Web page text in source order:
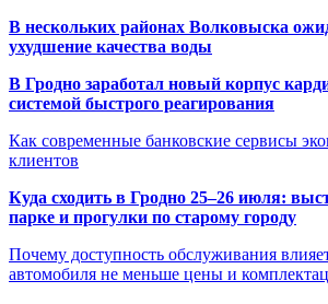
В нескольких районах Волковыска
ухудшение качества воды
В Гродно заработал новый корпус
системой быстрого реагирования
Как современные банковские сервисы
клиентов
Куда сходить в Гродно 25–26 июля:
парке и прогулки по старому городу
Почему доступность обслуживания
автомобиля не меньше цены и